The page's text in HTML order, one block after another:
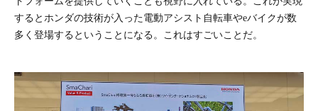
するとホンダの技術が入った電動アシスト自転車やeバイクが数
多く登場するということになる。これはすごいことだ。